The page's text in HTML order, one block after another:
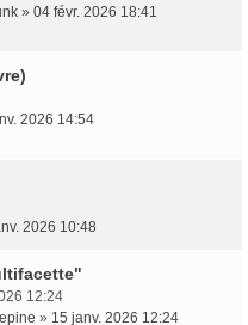
» 04 févr. 2026 18:41
2026 14:54
2026 10:48
12:24
» 15 janv. 2026 12:24